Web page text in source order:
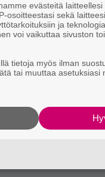
evästeitä
osoitteestasi sekä
ja
voi vaikuttaa sivuston
tietoja myös ilman
tai muuttaa asetuksiasi